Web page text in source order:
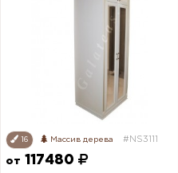
16 Массив дерева #NS3111
от
117480